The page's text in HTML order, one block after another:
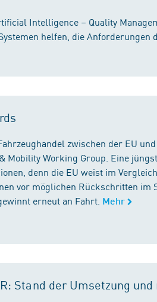
Intelligence – Quality
helfen, die Anforderungen
zwischen der EU und
Working Group. Eine
denn die EU weist im
vor möglichen Rückschritten im
erneut an Fahrt. Mehr
Stand der Umsetzung